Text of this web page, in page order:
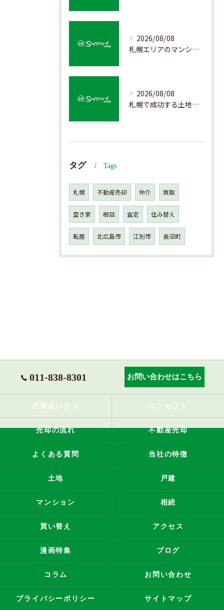
2026/08/08
札幌エリアのマンション売却で失敗しない査定の秘訣
2026/08/08
札幌で成功する土地活用の基礎知識
タグ Tags
札幌 不動産売却 仲介 買取
空き家 相談 査定 住み替え
転居 北広島市 江別市 長沼町
011-838-8301 お問い合わせはこちら
代表あいさつ コンセプト
売却の流れ 不動産売却
よくある質問 当社の特徴
土地 戸建
マンション 相続
買い替え アクセス
漫画特集 ブログ
コラム お問い合わせ
プライバシーポリシー サイトマップ